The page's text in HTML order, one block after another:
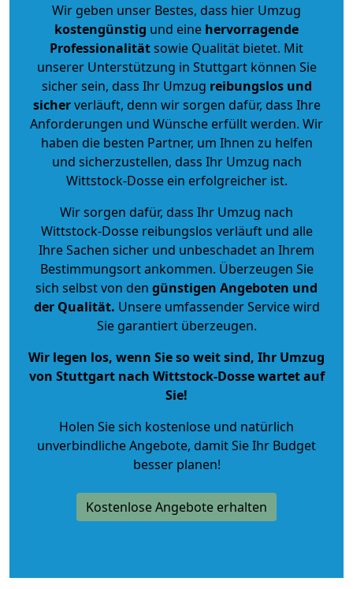
Wir geben unser Bestes, dass hier Umzug
kostengünstig und eine hervorragende
Professionalitätsowie Qualität bietet. Mit
unserer Unterstützung in Stuttgart können Sie
sicher sein, dass Ihr Umzug reibungslos und
sicherverläuft, denn wir sorgen dafür, dass Ihre
Anforderungen und Wünsche erfüllt werden. Wir
haben die besten Partner, um Ihnen zu helfen
und sicherzustellen, dass Ihr Umzug nach
Wittstock-Dosse ein erfolgreicher ist.
Wir sorgen dafür, dass Ihr Umzug nach
Wittstock-Dosse reibungslos verläuft und alle
Ihre Sachen sicher und unbeschadet an Ihrem
Bestimmungsort ankommen. Überzeugen Sie
sich selbst von den günstigen Angeboten und
der Qualität. Unsere umfassender Service wird
Sie garantiert überzeugen.
Wir legen los, wenn Sie so weit sind, Ihr Umzug
von Stuttgart nach Wittstock-Dosse wartet auf
Sie!
Holen Sie sich kostenlose und natürlich
unverbindliche Angebote, damit Sie Ihr Budget
besser planen!
Kostenlose Angebote erhalten